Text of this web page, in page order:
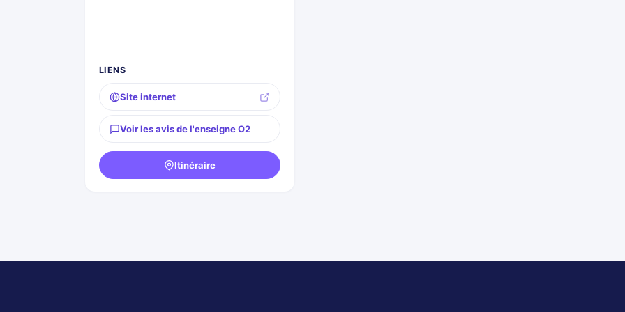
LIENS
Site internet
Voir les avis de l'enseigne O2
Itinéraire